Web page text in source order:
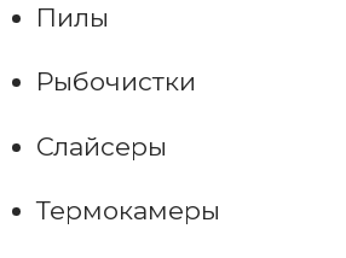
Пилы
Рыбочистки
Слайсеры
Термокамеры